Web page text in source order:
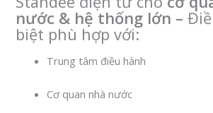
nước & hệ thống lớn –
biệt phù hợp với:
Trung tâm điều hành
Cơ quan nhà nước